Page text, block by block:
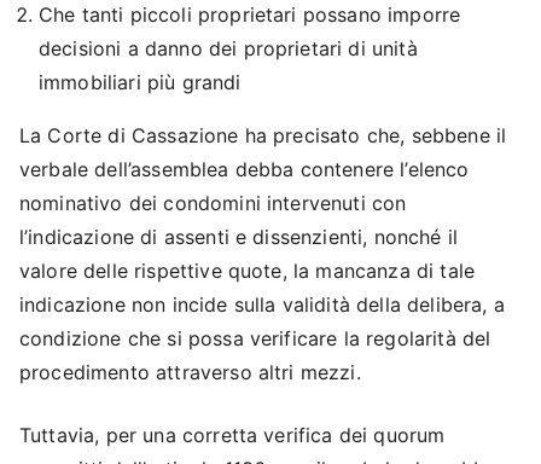
Che tanti piccoli proprietari possano imporre
decisioni a danno dei proprietari di unità
immobiliari più grandi
La Corte di Cassazione ha precisato che, sebbene il
verbale dell’assemblea debba contenere l’elenco
nominativo dei condomini intervenuti con
l’indicazione di assenti e dissenzienti, nonché il
valore delle rispettive quote, la mancanza di tale
indicazione non incide sulla validità della delibera, a
condizione che si possa verificare la regolarità del
procedimento attraverso altri mezzi.
Tuttavia, per una corretta verifica dei quorum